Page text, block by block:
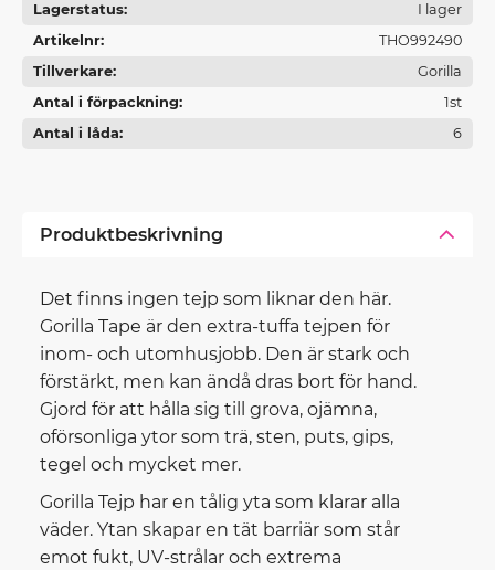
Lagerstatus
I lager
Artikelnr
THO992490
Tillverkare
Gorilla
Antal i förpackning
1st
Antal i låda
6
Produktbeskrivning
Det finns ingen tejp som liknar den här.
Gorilla Tape är den extra-tuffa tejpen för
inom- och utomhusjobb. Den är stark och
förstärkt, men kan ändå dras bort för hand.
Gjord för att hålla sig till grova, ojämna,
oförsonliga ytor som trä, sten, puts, gips,
tegel och mycket mer.
Gorilla Tejp har en tålig yta som klarar alla
väder. Ytan skapar en tät barriär som står
emot fukt, UV-strålar och extrema